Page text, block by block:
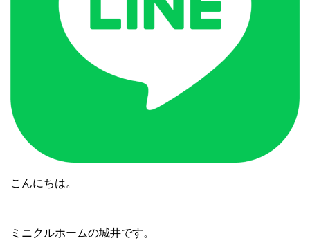
こんにちは。
ミニクルホームの城井です。